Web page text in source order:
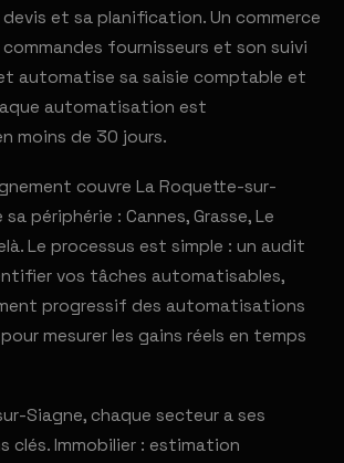
et sa planification. Un commerce
fournisseurs et son suivi
automatise sa saisie comptable et
automatisation est
moins de 30 jours.
couvre La Roquette-sur-
périphérie : Cannes, Grasse, Le
Le processus est simple : un audit
vos tâches automatisables,
progressif des automatisations
mesurer les gains réels en temps
Siagne, chaque secteur a ses
clés. Immobilier : estimation